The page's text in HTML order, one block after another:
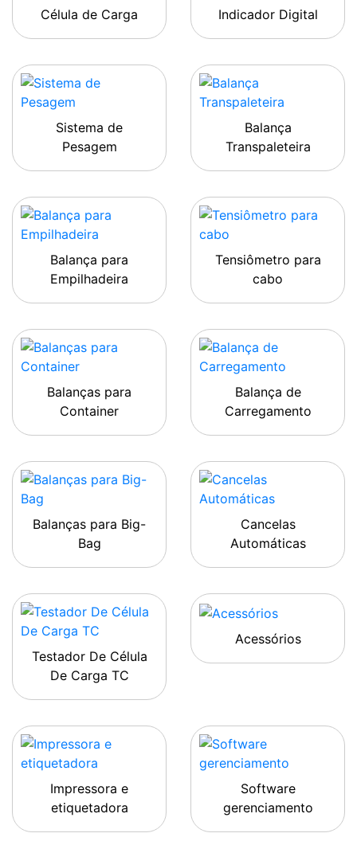
Célula de Carga Indicador Digital
Sistema de
Pesagem
Balança
Transpaleteira
Balança para
Empilhadeira
Tensiômetro para
cabo
Balanças para
Container
Balança de
Carregamento
Balanças para Big-
Bag
Cancelas
Automáticas
Testador De Célula
De Carga TC
Acessórios
Impressora e
etiquetadora
Software
gerenciamento